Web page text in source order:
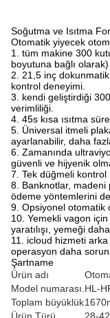
Soğutma ve Isıtma
Otomatik yiyecek
1. tüm makine 300
boyutuna bağlı olarak)
2. 21,5 inç
kontrol deneyimi.
3. kendi geliştirdiği
verimliliği.
4. 45s kısa ısıtma
5. Üniversal itmeli
ayarlanabilir, daha
6. Zamanında
güvenli ve hijyenik
7. Tek düğmeli kontrol
8. Banknotlar, madeni
ödeme yöntemlerini
9. Opsiyonel otomatik
10. Yemekli vagon için
yaratılışı, yemeği
11. icloud hizmeti
operasyon daha
Şartname
Ürün adı
Model numarası. HL-
Toplam büyüklük